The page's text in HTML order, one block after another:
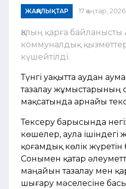
ЖАҢАЛЫҚТАР 17 қаңтар, 2026
Қалың қарға
коммуналдық
күшейтілді.
Түнгі уақытта аудан
тазалау жұмыстарының
мақсатында арнайы
Тексеру барысында
көшелер, аула ішіндегі
қоғамдық көлік
Сонымен қатар
маңайын тазалау мен
шығару мәселесіне